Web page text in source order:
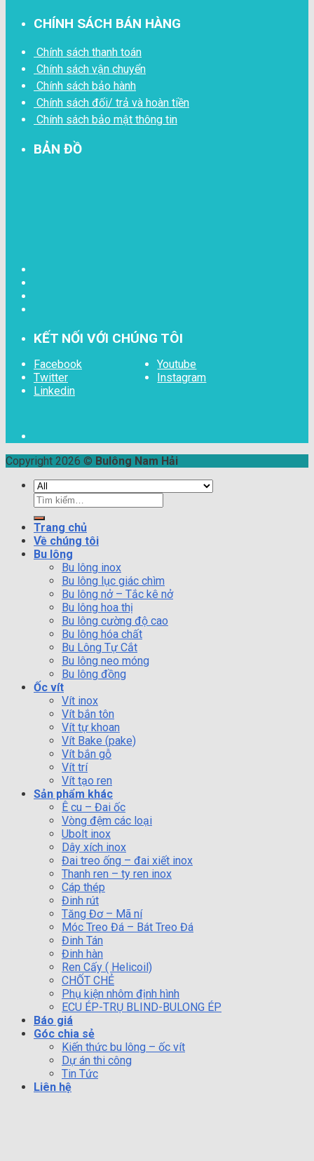
CHÍNH SÁCH BÁN HÀNG
Chính sách thanh toán
Chính sách vận chuyển
Chính sách bảo hành
Chính sách đối/ trả và hoàn tiền
Chính sách bảo mật thông tin
BẢN ĐỒ
KẾT NỐI VỚI CHÚNG TÔI
Facebook
Youtube
Twitter
Instagram
Linkedin
Copyright 2026 © Bulông Nam Hải
Tìm
kiếm:
Trang chủ
Về chúng tôi
Bu lông
Bu lông inox
Bu lông lục giác chìm
Bu lông nở – Tắc kê nở
Bu lông hoa thị
Bu lông cường độ cao
Bu lông hóa chất
Bu Lông Tự Cắt
Bu lông neo móng
Bu lông đồng
Ốc vít
Vít inox
Vít bắn tôn
Vít tự khoan
Vít Bake (pake)
Vít bắn gỗ
Vít trí
Vít tạo ren
Sản phẩm khác
Ê cu – Đai ốc
Vòng đệm các loại
Ubolt inox
Dây xích inox
Đai treo ống – đai xiết inox
Thanh ren – ty ren inox
Cáp thép
Đinh rút
Tăng Đơ – Mã ní
Móc Treo Đá – Bát Treo Đá
Đinh Tán
Đinh hàn
Ren Cấy ( Helicoil)
CHỐT CHẺ
Phụ kiện nhôm định hình
ECU ÉP-TRỤ BLIND-BULONG ÉP
Báo giá
Góc chia sẻ
Kiến thức bu lông – ốc vít
Dự án thi công
Tin Tức
Liên hệ